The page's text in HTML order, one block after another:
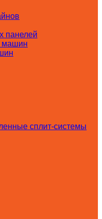
панелей
машин
сплит-системы